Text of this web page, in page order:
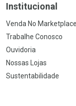
Institucional
Venda No Marketplace
Trabalhe Conosco
Ouvidoria
Nossas Lojas
Sustentabilidade